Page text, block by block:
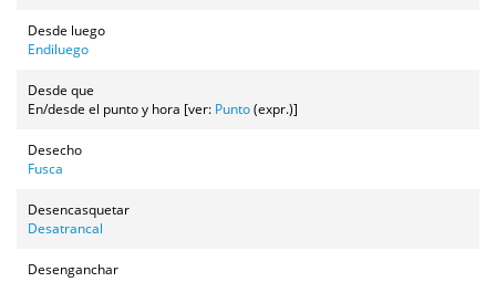
Desde luego
Endiluego
Desde que
En/desde el punto y hora [ver: Punto(expr.)]
Desecho
Fusca
Desencasquetar
Desatrancal
Desenganchar